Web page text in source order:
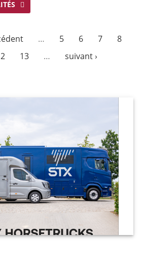
… 5 6 7
8
13 …
suivant ›